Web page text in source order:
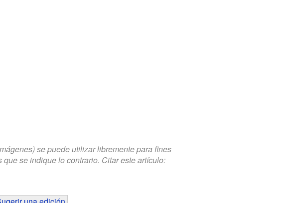
se puede utilizar libremente para fines
se indique lo contrario. Citar este artículo: